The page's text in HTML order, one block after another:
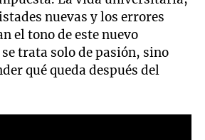
nuevas y los errores
el tono de este nuevo
trata solo de pasión, sino
qué queda después del